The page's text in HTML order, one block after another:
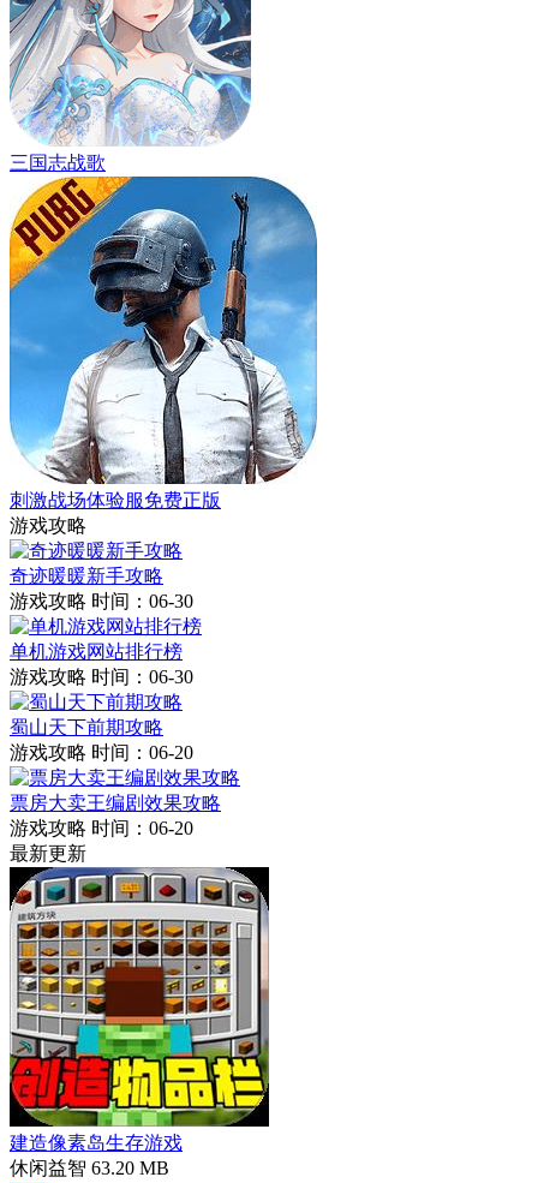
三国志战歌
刺激战场体验服免费正版
游戏攻略
奇迹暖暖新手攻略
游戏攻略 时间：06-30
单机游戏网站排行榜
游戏攻略 时间：06-30
蜀山天下前期攻略
游戏攻略 时间：06-20
票房大卖王编剧效果攻略
游戏攻略 时间：06-20
最新更新
建造像素岛生存游戏
休闲益智 63.20 MB